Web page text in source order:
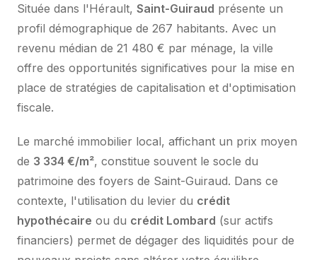
Située dans l'Hérault, Saint-Guiraud présente un
profil démographique de 267 habitants. Avec un
revenu médian de 21 480 € par ménage, la ville
offre des opportunités significatives pour la mise en
place de stratégies de capitalisation et d'optimisation
fiscale.
Le marché immobilier local, affichant un prix moyen
de 3 334 €/m², constitue souvent le socle du
patrimoine des foyers de Saint-Guiraud. Dans ce
contexte, l'utilisation du levier du crédit
hypothécaire ou du crédit Lombard (sur actifs
financiers) permet de dégager des liquidités pour de